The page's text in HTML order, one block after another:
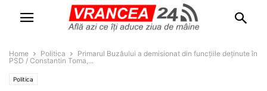
Home Politica
Primarul Buzăului a demisionat din funcțiile deținute în
PSD / Constantin Toma,...
Politica